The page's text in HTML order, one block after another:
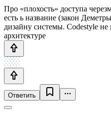
Про «плохость» доступа
есть ь название (закон
дизайну системы. Codestyle
архитектуре
Ответить